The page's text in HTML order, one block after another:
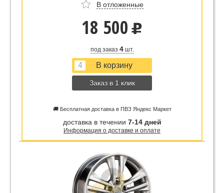
В отложенные
18 500 u
под заказ 4шт.
Заказ в 1 клик
🚚 Бесплатная доставка в ПВЗ Яндекс Маркет
доставка в течении 7-14 дней
Информация о доставке и оплате